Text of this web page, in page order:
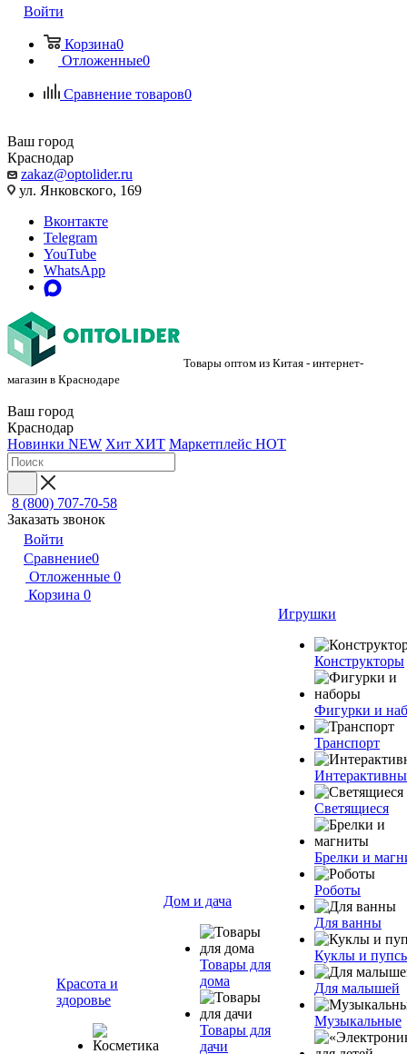
Войти
Корзина0
Отложенные0
Сравнение товаров0
Ваш город
Краснодар
zakaz@optolider.ru
ул. Янковского, 169
Вконтакте
Telegram
YouTube
WhatsApp
Товары оптом из Китая - интернет-
магазин в Краснодаре
Ваш город
Краснодар
Новинки NEW Хит ХИТ Маркетплейс HOT
8 (800) 707-70-58
Заказать звонок
Войти
Сравнение0
Отложенные 0
Корзина 0
Красота и
здоровье
Дом и дача
Товары для
дома
Товары для
дачи
Игрушки
Конструкторы
Фигурки и
Транспорт
Светящиеся
Брелки и
Роботы
Для ванны
Куклы и
Для малышей
Музыкальные